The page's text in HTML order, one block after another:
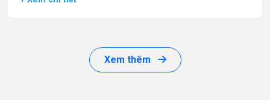
Xem thêm